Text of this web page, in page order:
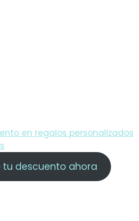
en regalos personalizados
tu descuento ahora